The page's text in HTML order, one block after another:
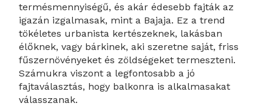
termésmennyiségű, és akár édesebb fajták az
igazán izgalmasak, mint a Bajaja. Ez a trend
tökéletes urbanista kertészeknek, lakásban
élőknek, vagy bárkinek, aki szeretne saját, friss
fűszernövényeket és zöldségeket termeszteni.
Számukra viszont a legfontosabb a jó
fajtaválasztás, hogy balkonra is alkalmasakat
válasszanak.